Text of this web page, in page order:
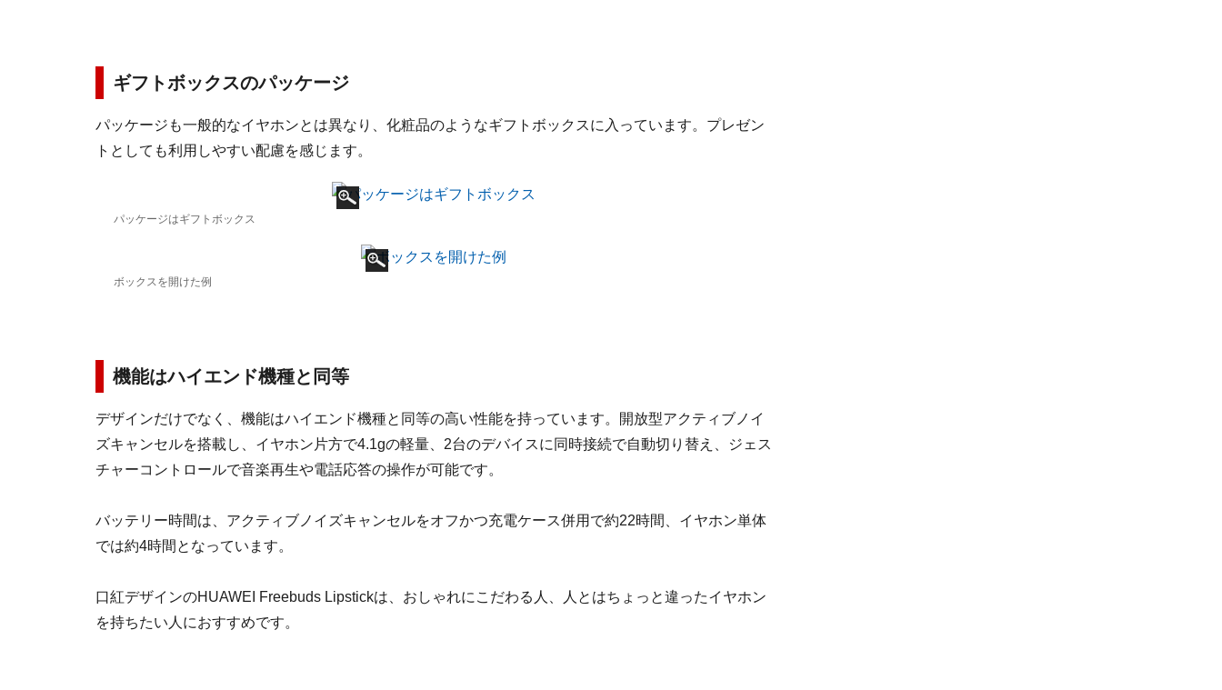
ギフトボックスのパッケージ
パッケージも一般的なイヤホンとは異なり、化粧品のようなギフトボックスに入っています。プレゼン
トとしても利用しやすい配慮を感じます。
パッケージはギフトボックス
ボックスを開けた例
機能はハイエンド機種と同等
デザインだけでなく、機能はハイエンド機種と同等の高い性能を持っています。開放型アクティブノイ
ズキャンセルを搭載し、イヤホン片方で4.1gの軽量、2台のデバイスに同時接続で自動切り替え、ジェス
チャーコントロールで音楽再生や電話応答の操作が可能です。
バッテリー時間は、アクティブノイズキャンセルをオフかつ充電ケース併用で約22時間、イヤホン単体
では約4時間となっています。
口紅デザインのHUAWEI Freebuds Lipstickは、おしゃれにこだわる人、人とはちょっと違ったイヤホン
を持ちたい人におすすめです。